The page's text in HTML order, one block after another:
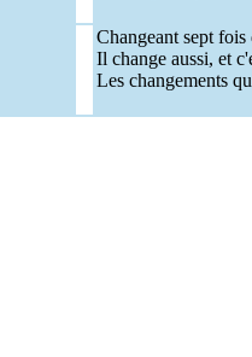
Changeant sept
Il change aussi, et
Les changements